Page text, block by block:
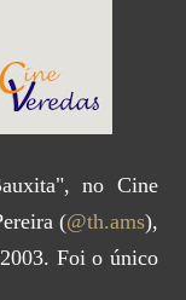
no Cine
(@th.ams),
Foi o único